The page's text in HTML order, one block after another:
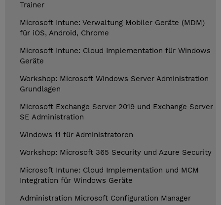
Trainer
Microsoft Intune: Verwaltung Mobiler Geräte (MDM)
für iOS, Android, Chrome
Microsoft Intune: Cloud Implementation für Windows
Geräte
Workshop: Microsoft Windows Server Administration
Grundlagen
Microsoft Exchange Server 2019 und Exchange Server
SE Administration
Windows 11 für Administratoren
Workshop: Microsoft 365 Security und Azure Security
Microsoft Intune: Cloud Implementation und MCM
Integration für Windows Geräte
Administration Microsoft Configuration Manager